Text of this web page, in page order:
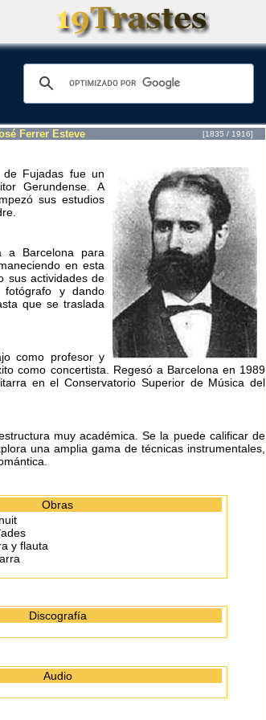
Ferrer Esteve [1835 / 1916]
Fujadas fue un
Gerundense. A
sus estudios
a Barcelona para
en esta
sus actividades de
y dando
que se traslada
como profesor y
como concertista. Regesó a Barcelona en 1989
en el Conservatorio Superior de Música del
muy académica. Se la puede calificar de
una amplia gama de técnicas instrumentales,
Obras
y flauta
Discografía
Audio